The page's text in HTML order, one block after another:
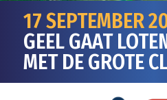
17 SEPTEMBER
GEEL GAAT
MET DE GROTE